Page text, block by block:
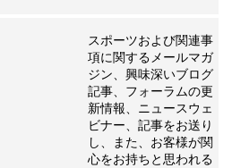
スポーツおよび関連事
項に関するメールマガ
ジン、興味深いブログ
記事、フォーラムの更
新情報、ニュースウェ
ビナー、記事をお送り
し、また、お客様が関
心をお持ちと思われる